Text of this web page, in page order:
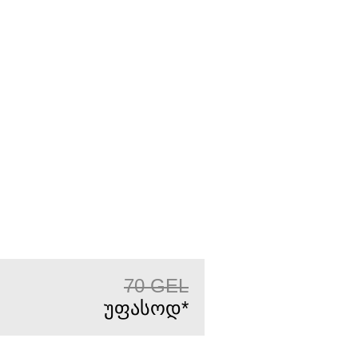
70 GEL
უფასოდ*